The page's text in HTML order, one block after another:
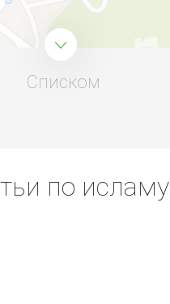
Списком
по исламу